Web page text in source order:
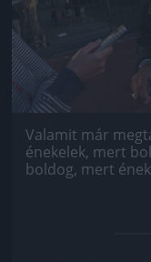
Valamit már
énekelek, mert
boldog, mert